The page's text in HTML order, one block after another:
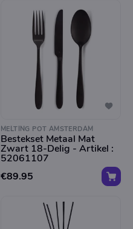
MELTING POT AMSTERDAM
Bestekset Metaal Mat
Zwart 18-Delig - Artikel :
52061107
€89.95